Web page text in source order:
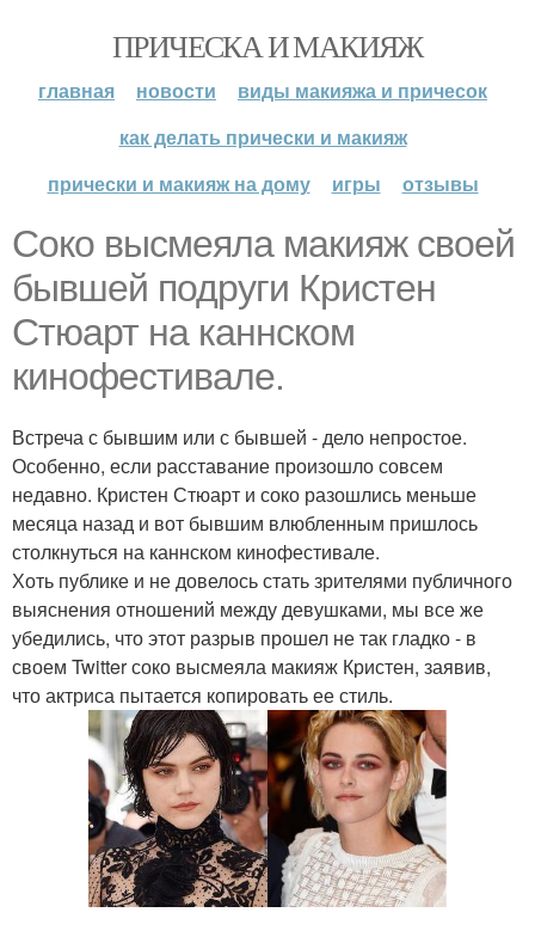
ПРИЧЕСКА И МАКИЯЖ
главная новости
виды макияжа и причесок
как делать прически и макияж
прически и макияж на дому
игры отзывы
Соко высмеяла макияж своей
бывшей подруги Кристен
Стюарт на каннском
кинофестивале.
Встреча с бывшим или с бывшей - дело непростое.
Особенно, если расставание произошло совсем
недавно. Кристен Стюарт и соко разошлись меньше
месяца назад и вот бывшим влюбленным пришлось
столкнуться на каннском кинофестивале.
Хоть публике и не довелось стать зрителями публичного
выяснения отношений между девушками, мы все же
убедились, что этот разрыв прошел не так гладко - в
своем Twitter соко высмеяла макияж Кристен, заявив,
что актриса пытается копировать ее стиль.